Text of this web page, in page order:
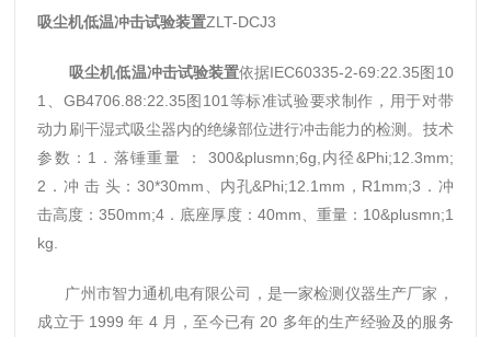
吸尘机低温冲击试验装置ZLT-DCJ3
吸尘机低温冲击试验装置依据IEC60335-2-69:22.35图10
1、GB4706.88:22.35图101等标准试验要求制作，用于对带
动力刷干湿式吸尘器内的绝缘部位进行冲击能力的检测。 技术
参数： 1．落锤重量 ： 300&plusmn;6g,内径&Phi;12.3mm;
2．冲 击 头：30*30mm、内孔&Phi;12.1mm，R1mm;3．冲
击高度：350mm;4．底座厚度：40mm、重量：10&plusmn;1
kg.
广州市智力通机电有限公司，是一家检测仪器生产厂家，
成立于 1999 年 4 月，至今已有 20 多年的生产经验及的服务